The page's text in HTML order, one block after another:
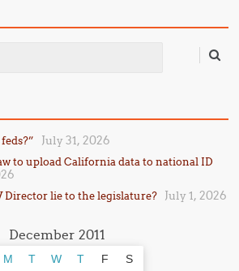
July 31, 2026
to upload California data to national ID
Director lie to the legislature? July 1, 2026
December 2011
M T W T F S